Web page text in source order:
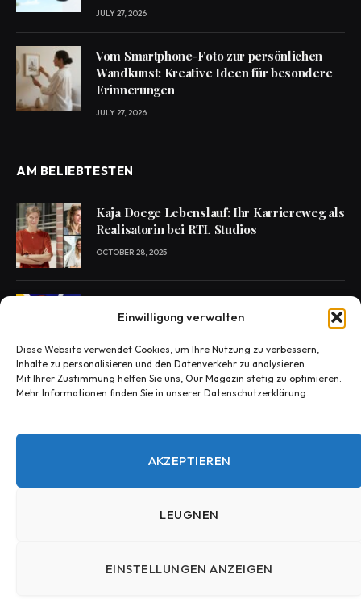
Einwilligung verwalten
Diese Website verwendet Cookies, um Ihre Nutzung zu verbessern,
Inhalte zu personalisieren und den Datenverkehr zu analysieren.
Mit Ihrer Zustimmung helfen Sie uns, Our Magazin stetig zu optimieren.
Mehr Informationen finden Sie in unserer Datenschutzerklärung.
AKZEPTIEREN
LEUGNEN
EINSTELLUNGEN ANZEIGEN
JULY 27, 2026
Vom Smartphone-Foto zur persönlichen
Wandkunst: Kreative Ideen für besondere
Erinnerungen
JULY 27, 2026
AM BELIEBTESTEN
Kaja Doege Lebenslauf: Ihr Karriereweg als
Realisatorin bei RTL Studios
OCTOBER 28, 2025
Medien berichten, offiziell nichts bestätigt
OCTOBER 29, 2025
Konny Reimann Todesursache? Die
OCTOBER 30, 2025
HEIM
Kontakt – Our Magazin